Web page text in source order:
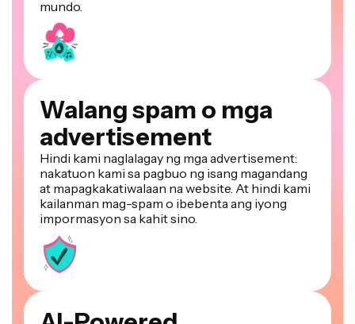
Walang spam o mga
advertisement
Hindi kami naglalagay ng mga advertisement:
nakatuon kami sa pagbuo ng isang magandang
at mapagkakatiwalaan na website. At hindi kami
kailanman mag-spam o ibebenta ang iyong
impormasyon sa kahit sino.
AI-Powered